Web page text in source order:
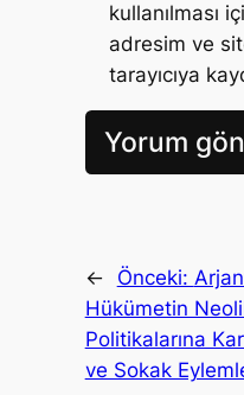
kullanılması
adresim ve
tarayıcıya
← Önceki:
Hükümetin
Politikalarına
ve Sokak